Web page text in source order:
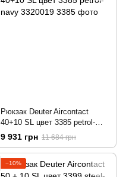
Рюкзак Deuter Aircontact
40+10 SL цвет 3385 petrol-
navy
9 931 грн 11 684 грн
−10%